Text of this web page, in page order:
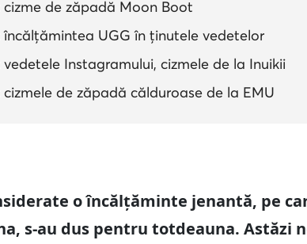
de zăpadă Moon Boot
UGG în ținutele vedetelor
Instagramului, cizmele de la Inuikii
de zăpadă călduroase de la EMU
o încălțăminte jenantă, pe
s-au dus pentru totdeauna. Astăzi